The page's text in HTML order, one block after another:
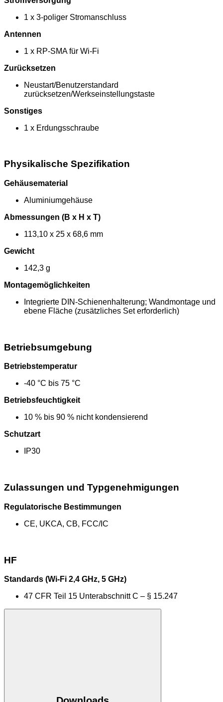
1 x 3-poliger Stromanschluss
Antennen
1 x RP-SMA für Wi-Fi
Zurücksetzen
Neustart/Benutzerstandard
zurücksetzen/Werkseinstellungstaste
Sonstiges
1 x Erdungsschraube
Physikalische Spezifikation
Gehäusematerial
Aluminiumgehäuse
Abmessungen (B x H x T)
113,10 x 25 x 68,6 mm
Gewicht
142,3 g
Montagemöglichkeiten
Integrierte DIN-Schienenhalterung; Wandmontage und
ebene Fläche (zusätzliches Set erforderlich)
Betriebsumgebung
Betriebstemperatur
-40 °C bis 75 °C
Betriebsfeuchtigkeit
10 % bis 90 % nicht kondensierend
Schutzart
IP30
Zulassungen und Typgenehmigungen
Regulatorische Bestimmungen
CE, UKCA, CB, FCC/IC
HF
Standards (Wi-Fi 2,4 GHz, 5 GHz)
47 CFR Teil 15 Unterabschnitt C – § 15.247